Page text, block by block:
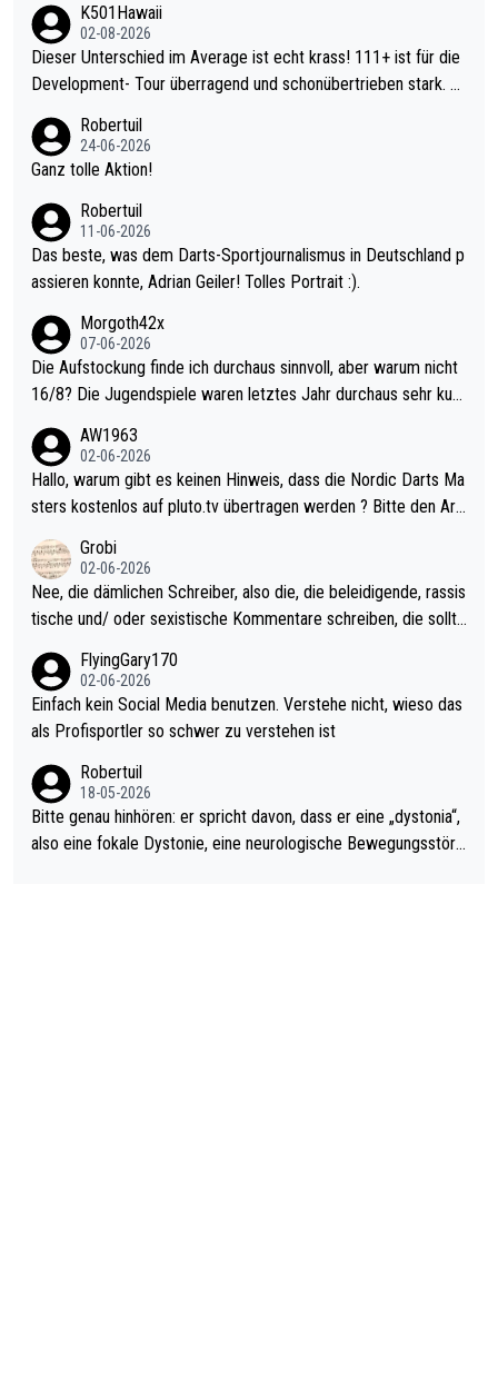
K501Hawaii
02-08-2026
Dieser Unterschied im Average ist echt krass! 111+ ist für die
Development- Tour überragend und schonübertrieben stark. U
mal 40+ erst recht. Da gewinnst keinen Blumentopf - ist ja noc
h krasser wie ein Pokalspiel eines Kreisligisten vs einem Bund
Robertuil
24-06-2026
Ganz tolle Aktion!
Robertuil
11-06-2026
Das beste, was dem Darts-Sportjournalismus in Deutschland p
assieren konnte, Adrian Geiler! Tolles Portrait :).
Morgoth42x
07-06-2026
Die Aufstockung finde ich durchaus sinnvoll, aber warum nicht
16/8? Die Jugendspiele waren letztes Jahr durchaus sehr kurz
Allerdings ist Mitchell Lawrie als Nummer 1 der Welt eh qualifi
ziert. Somit ändert die automatische Qualifikation des Weltmei
sters erstmal nichts. Ich denke sie wollen damit für nächstes J
ohl wenig WDF Turniere spielen. Dies war bei Archie Self letzt
es Jahr der Fall. Er musste als amtierender Weltmeister durch
den Qualifier und ich glaube kaum, dass Mitchel sich das (in Ve
gas) antun würde, wenn er doch eigentlich die PDC-WM als Zi
el hat.
AW1963
02-06-2026
Hallo, warum gibt es keinen Hinweis, dass die Nordic Darts Ma
sters kostenlos auf pluto.tv übertragen werden ? Bitte den Arti
Grobi
02-06-2026
Nee, die dämlichen Schreiber, also die, die beleidigende, rassis
tische und/ oder sexistische Kommentare schreiben, die sollte
s Leben in den Griff kriegen. Nur eins wundert mich: Luke Little
r war doch neulich erst derjenige, der über Social Media GvV p
rovoziert hat. Und Littlers Mutter schießt öfters mal gegen Ric
FlyingGary170
02-06-2026
Einfach kein Social Media benutzen. Verstehe nicht, wieso das
als Profisportler so schwer zu verstehen ist
Robertuil
18-05-2026
Bitte genau hinhören: er spricht davon, dass er eine „dystonia“,
also eine fokale Dystonie, eine neurologische Bewegungsstöru